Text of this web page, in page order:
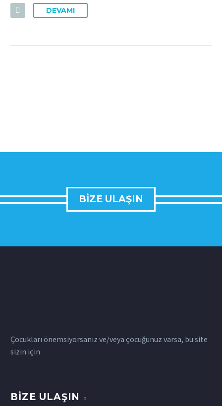
DEVAMI
BIZE ULAŞIN
Çocukları önemsiyorsanız ve/veya çocuğunuz varsa, bu site
sizin için
BIZE ULAŞIN